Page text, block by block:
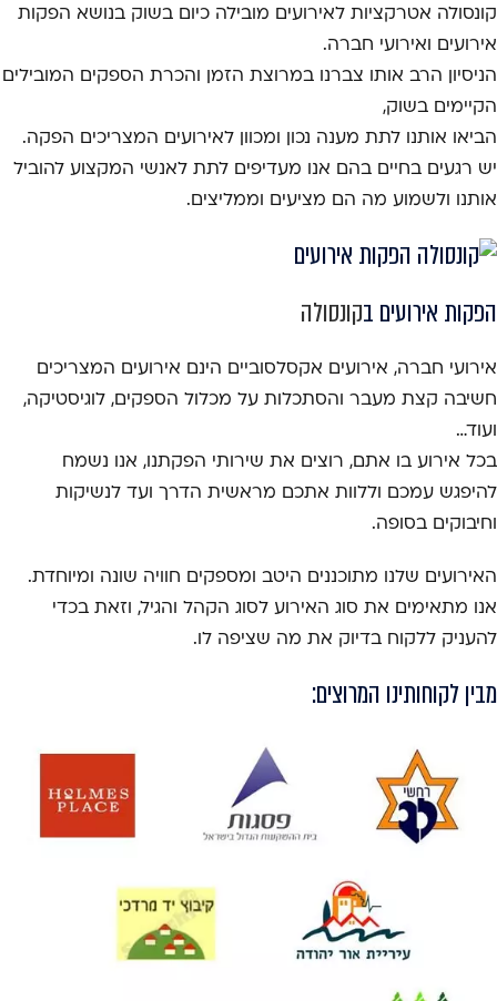
קונסולה אטרקציות לאירועים מובילה כיום בשוק בנושא הפקות
אירועים ואירועי חברה.
הניסיון הרב אותו צברנו במרוצת הזמן והכרת הספקים המובילים
הקיימים בשוק,
הביאו אותנו לתת מענה נכון ומכוון לאירועים המצריכים הפקה.
יש רגעים בחיים בהם אנו מעדיפים לתת לאנשי המקצוע להוביל
אותנו ולשמוע מה הם מציעים וממליצים.
הפקות אירועים בקונסולה
אירועי חברה, אירועים אקסלסוביים הינם אירועים המצריכים
חשיבה קצת מעבר והסתכלות על מכלול הספקים, לוגיסטיקה,
ועוד…
בכל אירוע בו אתם, רוצים את שירותי הפקתנו, אנו נשמח
להיפגש עמכם וללוות אתכם מראשית הדרך ועד לנשיקות
וחיבוקים בסופה.
האירועים שלנו מתוכננים היטב ומספקים חוויה שונה ומיוחדת.
אנו מתאימים את סוג האירוע לסוג הקהל והגיל, וזאת בכדי
להעניק ללקוח בדיוק את מה שציפה לו.
מבין לקוחותינו המרוצים: